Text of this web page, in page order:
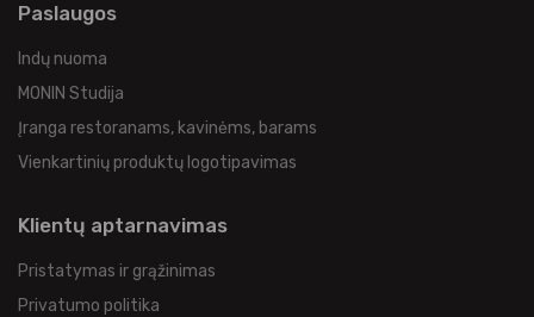
Paslaugos
Indų nuoma
MONIN Studija
Įranga restoranams, kavinėms, barams
Vienkartinių produktų logotipavimas
Klientų aptarnavimas
Pristatymas ir grąžinimas
Privatumo politika